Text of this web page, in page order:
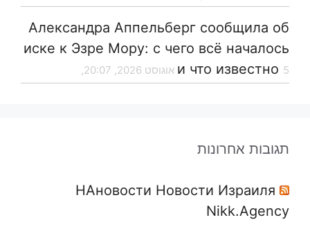
Александра Аппельберг сообщила об
иске к Эзре Мору: с чего всё началось
и что известно 5 אוגוסט 2026, 20:07,
תגובות אחרונות
НАновости Новости Израиля
Nikk.Agency